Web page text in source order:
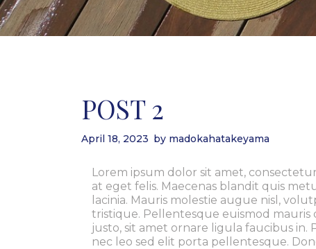
POST 2
April 18, 2023 by madokahatakeyama
Lorem ipsum dolor sit amet,
at eget felis. Maecenas blandit quis
lacinia. Mauris molestie augue nisl,
tristique. Pellentesque euismod
justo, sit amet ornare ligula faucibus
nec leo sed elit porta pellentesque.